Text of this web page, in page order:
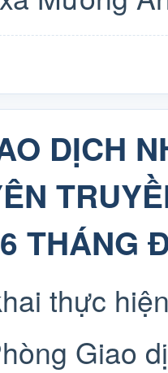
DỊCH
THÁNG
thực
Giao